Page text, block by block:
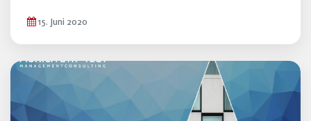
15. Juni 2020